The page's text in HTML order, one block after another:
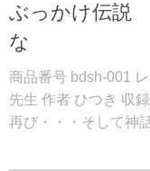
ぶっかけ伝説
な
商品番号 bdsh-001
先生 作者 ひつき 収
再び・・・そして神